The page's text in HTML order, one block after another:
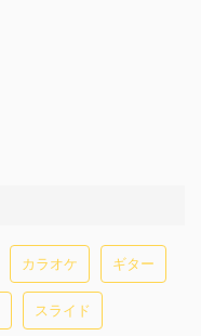
カラオケ ギター
スライド